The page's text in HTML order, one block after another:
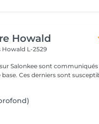
Howald
Howald L-2529
Salonkee sont
Ces derniers sont